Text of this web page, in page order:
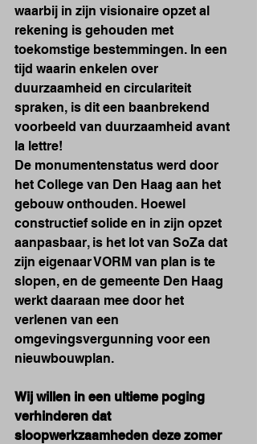
waarbij in zijn visionaire opzet al
rekening is gehouden met
toekomstige bestemmingen. In een
tijd waarin enkelen over
duurzaamheid en circulariteit
spraken, is dit een baanbrekend
voorbeeld van duurzaamheid avant
la lettre!
De monumentenstatus werd door
het College van Den Haag aan het
gebouw onthouden. Hoewel
constructief solide en in zijn opzet
aanpasbaar, is het lot van SoZa dat
zijn eigenaar VORM van plan is te
slopen, en de gemeente Den Haag
werkt daaraan mee door het
verlenen van een
omgevingsvergunning voor een
nieuwbouwplan.
Wij willen in een ultieme poging
verhinderen dat
sloopwerkzaamheden deze zomer